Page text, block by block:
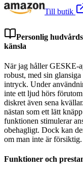
Till butik
Personlig
känsla
När jag håller GESKE-
robust, med sin
intryck. Under
inte ett ljud hörs
diskret även sena
nästan som ett lätt
funktionen stimulerar
obehagligt. Dock kan
om man inte är försiktig.
Funktioner och